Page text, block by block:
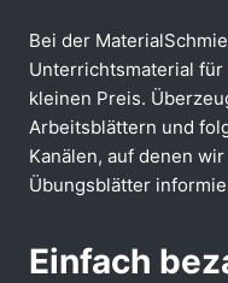
Bei der
Unterrichtsmaterial
kleinen Preis.
Arbeitsblättern und
Kanälen, auf denen
Übungsblätter
Einfach